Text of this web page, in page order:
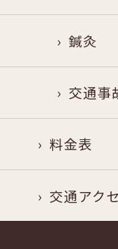
鍼灸
交通事
料金表
交通アク